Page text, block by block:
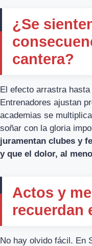
¿Se
cantera?
El efecto arrastra
Entrenadores ajustan
academias se
soñar con la gloria
juramentan clubes y
y que el dolor, al
Actos y
recuerdan
No hay olvido fácil. En